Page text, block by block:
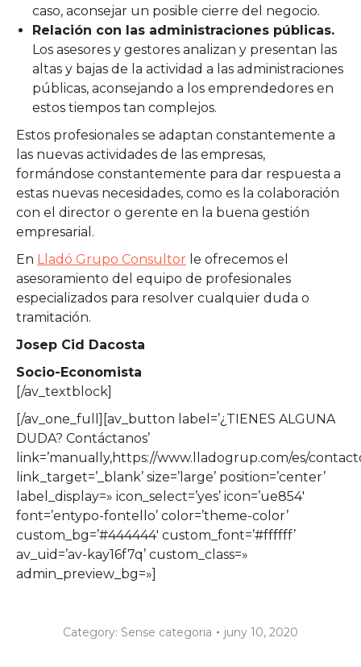
caso, aconsejar un posible cierre del negocio.
Relación con las administraciones públicas.
Los asesores y gestores analizan y presentan las
altas y bajas de la actividad a las administraciones
públicas, aconsejando a los emprendedores en
estos tiempos tan complejos.
Estos profesionales se adaptan constantemente a
las nuevas actividades de las empresas,
formándose constantemente para dar respuesta a
estas nuevas necesidades, como es la colaboración
con el director o gerente en la buena gestión
empresarial.
En Lladó Grupo Consultor le ofrecemos el
asesoramiento del equipo de profesionales
especializados para resolver cualquier duda o
tramitación.
Josep Cid Dacosta
Socio-Economista
[/av_textblock]
[/av_one_full][av_button label=’¿TIENES ALGUNA
DUDA? Contáctanos’
link=’manually,https://www.lladogrup.com/es/
link_target=’_blank’ size=’large’ position=’center’
label_display=» icon_select=’yes’ icon=’ue854′
font=’entypo-fontello’ color=’theme-color’
custom_bg=’#444444′ custom_font=’#ffffff’
av_uid=’av-kay16f7q’ custom_class=»
admin_preview_bg=»]
Category: Sense categoria juny 10, 2020